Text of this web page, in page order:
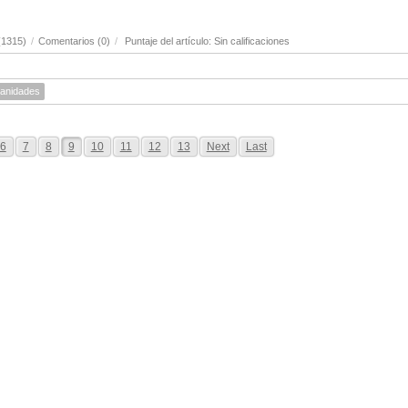
/ Comentarios (0) / Puntaje del artículo: Sin calificaciones
6 7 8 9 10 11 12 13 Next Last